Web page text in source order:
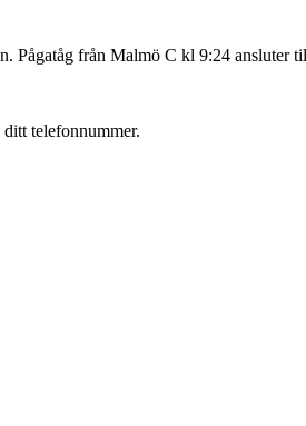
Pågatåg från Malmö C kl 9:24 ansluter
telefonnummer.